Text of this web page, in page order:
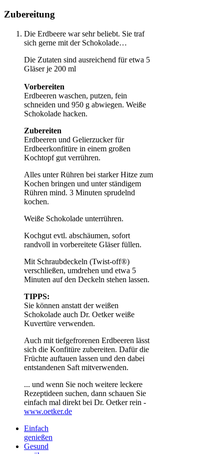
Zubereitung
Die Erdbeere war sehr beliebt. Sie traf
sich gerne mit der Schokolade…
Die Zutaten sind ausreichend für etwa 5
Gläser je 200 ml
Vorbereiten
Erdbeeren waschen, putzen, fein
schneiden und 950 g abwiegen. Weiße
Schokolade hacken.
Zubereiten
Erdbeeren und Gelierzucker für
Erdbeerkonfitüre in einem großen
Kochtopf gut verrühren.
Alles unter Rühren bei starker Hitze zum
Kochen bringen und unter ständigem
Rühren mind. 3 Minuten sprudelnd
kochen.
Weiße Schokolade unterrühren.
Kochgut evtl. abschäumen, sofort
randvoll in vorbereitete Gläser füllen.
Mit Schraubdeckeln (Twist-off®)
verschließen, umdrehen und etwa 5
Minuten auf den Deckeln stehen lassen.
TIPPS:
Sie können anstatt der weißen
Schokolade auch Dr. Oetker weiße
Kuvertüre verwenden.
Auch mit tiefgefrorenen Erdbeeren lässt
sich die Konfitüre zubereiten. Dafür die
Früchte auftauen lassen und den dabei
entstandenen Saft mitverwenden.
... und wenn Sie noch weitere leckere
Rezeptideen suchen, dann schauen Sie
einfach mal direkt bei Dr. Oetker rein -
www.oetker.de
Einfach
genießen
Gesund